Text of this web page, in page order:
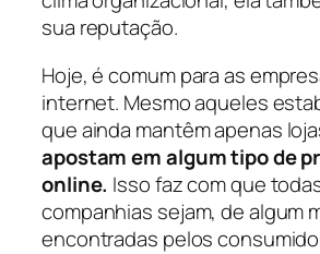
sua reputação.
Hoje, é comum para as
internet. Mesmo aqueles
que ainda mantêm apenas
apostam em algum tipo de
online. Isso faz com que
companhias sejam, de algum
encontradas pelos